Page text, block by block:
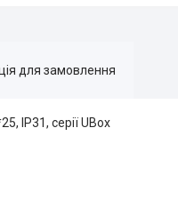
для замовлення
IP31, серії UBox